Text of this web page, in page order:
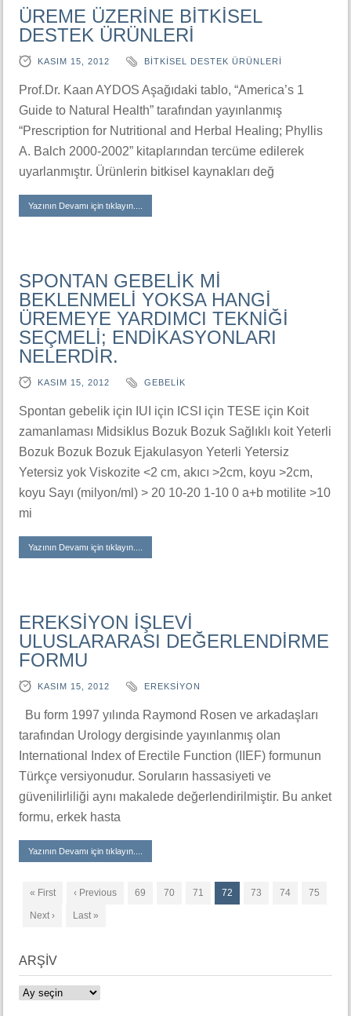
ÜREME ÜZERİNE BİTKİSEL
DESTEK ÜRÜNLERİ
KASIM 15, 2012 BİTKİSEL DESTEK ÜRÜNLERİ
Prof.Dr. Kaan AYDOS Aşağıdaki tablo, “America’s 1
Guide to Natural Health” tarafından yayınlanmış
“Prescription for Nutritional and Herbal Healing; Phyllis
A. Balch 2000-2002” kitaplarından tercüme edilerek
uyarlanmıştır. Ürünlerin bitkisel kaynakları değ
Yazının Devamı için tıklayın....
SPONTAN GEBELİK Mİ
BEKLENMELİ YOKSA HANGİ
ÜREMEYE YARDIMCI TEKNİĞİ
SEÇMELİ; ENDİKASYONLARI
NELERDİR.
KASIM 15, 2012 GEBELIK
Spontan gebelik için IUI için ICSI için TESE için Koit
zamanlaması Midsiklus Bozuk Bozuk Sağlıklı koit Yeterli
Bozuk Bozuk Bozuk Ejakulasyon Yeterli Yetersiz
Yetersiz yok Viskozite <2 cm, akıcı >2cm, koyu >2cm,
koyu Sayı (milyon/ml) > 20 10-20 1-10 0 a+b motilite >10
mi
Yazının Devamı için tıklayın....
EREKSİYON İŞLEVİ
ULUSLARARASI DEĞERLENDİRME
FORMU
KASIM 15, 2012 EREKSIYON
Bu form 1997 yılında Raymond Rosen ve arkadaşları
tarafından Urology dergisinde yayınlanmış olan
International Index of Erectile Function (IIEF) formunun
Türkçe versiyonudur. Soruların hassasiyeti ve
güvenilirliliği aynı makalede değerlendirilmiştir. Bu anket
formu, erkek hasta
Yazının Devamı için tıklayın....
« First ‹ Previous 69 70 71 72 73 74 75
Next › Last »
ARŞİV
ARŞİV